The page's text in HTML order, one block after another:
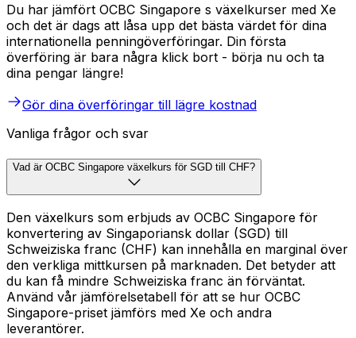
Du har jämfört OCBC Singapore s växelkurser med Xe
och det är dags att låsa upp det bästa värdet för dina
internationella penningöverföringar. Din första
överföring är bara några klick bort - börja nu och ta
dina pengar längre!
Gör dina överföringar till lägre kostnad
Vanliga frågor och svar
Vad är OCBC Singapore växelkurs för SGD till CHF?
Den växelkurs som erbjuds av OCBC Singapore för
konvertering av Singaporiansk dollar (SGD) till
Schweiziska franc (CHF) kan innehålla en marginal över
den verkliga mittkursen på marknaden. Det betyder att
du kan få mindre Schweiziska franc än förväntat.
Använd vår jämförelsetabell för att se hur OCBC
Singapore-priset jämförs med Xe och andra
leverantörer.